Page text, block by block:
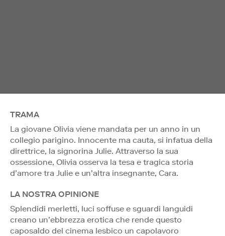
TRAMA
La giovane Olivia viene mandata per un anno in un
collegio parigino. Innocente ma cauta, si infatua della
direttrice, la signorina Julie. Attraverso la sua
ossessione, Olivia osserva la tesa e tragica storia
d’amore tra Julie e un’altra insegnante, Cara.
LA NOSTRA OPINIONE
Splendidi merletti, luci soffuse e sguardi languidi
creano un’ebbrezza erotica che rende questo
caposaldo del cinema lesbico un capolavoro